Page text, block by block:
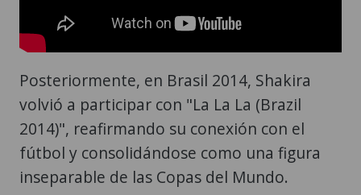
Posteriormente, en Brasil 2014, Shakira
volvió a participar con "La La La (Brazil
2014)", reafirmando su conexión con el
fútbol y consolidándose como una figura
inseparable de las Copas del Mundo.